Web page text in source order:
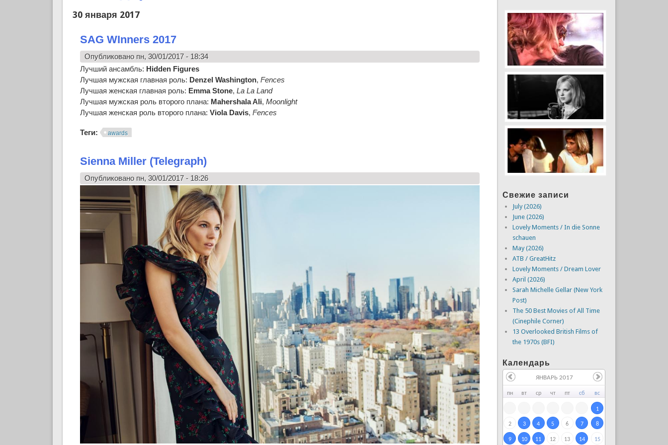
30 января 2017
SAG WInners 2017
Опубликовано пн, 30/01/2017 - 18:34
Лучший ансамбль: Hidden Figures
Лучшая мужская главная роль: Denzel Washington, Fences
Лучшая женская главная роль: Emma Stone, La La Land
Лучшая мужская роль второго плана: Mahershala Ali, Moonlight
Лучшая женская роль второго плана: Viola Davis, Fences
Теги: awards
Sienna Miller (Telegraph)
Опубликовано пн, 30/01/2017 - 18:26
Свежие записи
July (2026)
June (2026)
Lovely Moments / In die Sonne
schauen
May (2026)
ATB / GreatHitz
Lovely Moments / Dream Lover
April (2026)
Sarah Michelle Gellar (New York
Post)
The 50 Best Movies of All Time
(Cinephile Corner)
13 Overlooked British Films of
the 1970s (BFI)
Календарь
пн вт ср чт пт сб вс
1
2 3 4 5 6 7 8
9 10 11 12 13 14 15
ЯНВАРЬ 2017